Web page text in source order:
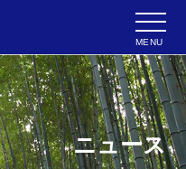
MENU
ニュース